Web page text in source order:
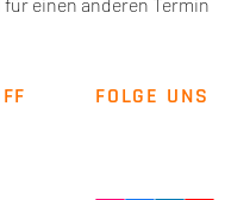
FOLGE UNS